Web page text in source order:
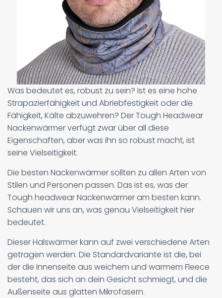
Was bedeutet es, robust zu sein? Ist es eine hohe
Strapazierfähigkeit und Abriebfestigkeit oder die
Fähigkeit, Kälte abzuwehren? Der Tough Headwear
Nackenwärmer verfügt zwar über all diese
Eigenschaften, aber was ihn so robust macht, ist
seine Vielseitigkeit.
Die besten Nackenwärmer sollten zu allen Arten von
Stilen und Personen passen. Das ist es, was der
Tough headwear Nackenwärmer am besten kann.
Schauen wir uns an, was genau Vielseitigkeit hier
bedeutet.
Dieser Halswärmer kann auf zwei verschiedene Arten
getragen werden. Die Standardvariante ist die, bei
der die Innenseite aus weichem und warmem Fleece
besteht, das sich an dein Gesicht schmiegt, und die
Außenseite aus glatten Mikrofasern.